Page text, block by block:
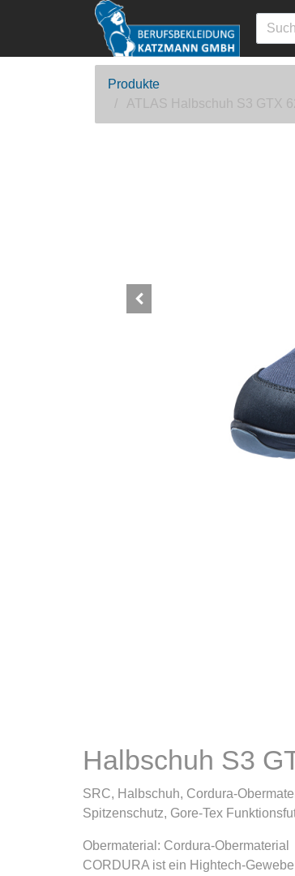
Produkte
ATLAS Halbschuh S3 GTX
Halbschuh S3
SRC, Halbschuh, Cordura-
Spitzenschutz, Gore-Tex
Obermaterial: Cordura-Obermaterial
CORDURA ist ein Hightech-